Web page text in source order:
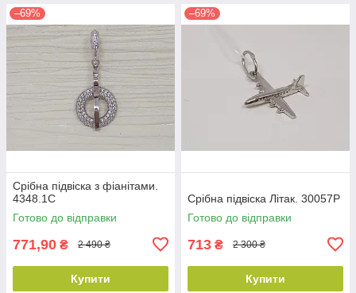
–69%
Срібна підвіска з фіанітами.
4348.1С
Готово до відправки
771,90 ₴ 2 490 ₴
Купити
–69%
Срібна підвіска Літак. 30057Р
Готово до відправки
713 ₴ 2 300 ₴
Купити